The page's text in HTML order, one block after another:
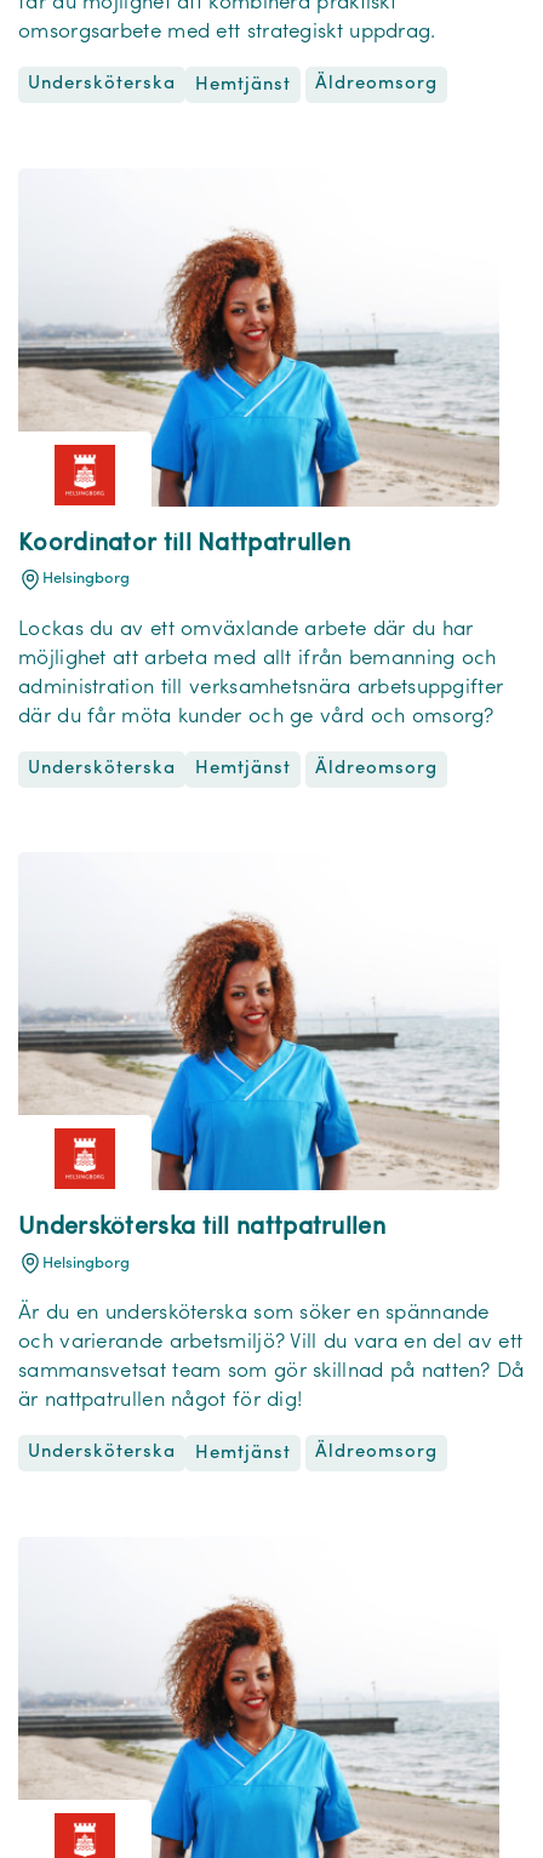
omsorgsarbete med ett strategiskt uppdrag.
Undersköterska Hemtjänst Äldreomsorg
Koordinator till Nattpatrullen
Helsingborg
Lockas du av ett omväxlande arbete där du har
möjlighet att arbeta med allt ifrån bemanning och
administration till verksamhetsnära arbetsuppgifter
där du får möta kunder och ge vård och omsorg?
Undersköterska Hemtjänst Äldreomsorg
Undersköterska till nattpatrullen
Helsingborg
Är du en undersköterska som söker en spännande
och varierande arbetsmiljö? Vill du vara en del av ett
sammansvetsat team som gör skillnad på natten? Då
är nattpatrullen något för dig!
Undersköterska Hemtjänst Äldreomsorg